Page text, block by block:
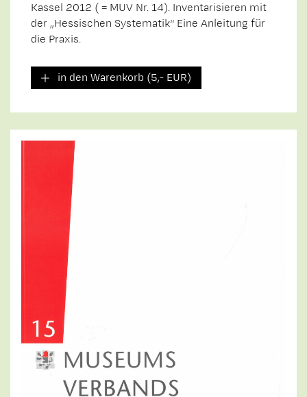
Kassel 2012 ( = MUV Nr. 14). Inventarisieren mit
der „Hessischen Systematik“ Eine Anleitung für
die Praxis.
in den Warenkorb (5,- EUR)